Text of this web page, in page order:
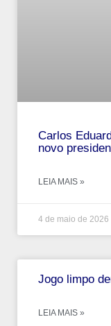
Carlos
novo
LEIA MAIS »
4 de maio de 2026
Jogo limpo
LEIA MAIS »